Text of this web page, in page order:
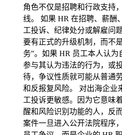
角色不仅是招聘和行政支持
线。 如果 HR 在招聘、薪酬
工投诉、纪律处分或解雇问
要有正式的升级机制，而不
务”。如果 HR 员工本人认
参与其认为违法的行为，或
待，争议性质就可能从普通
和反报复风险。 对出海企业
工投诉更敏感。因为它意味
醒和风险识别功能的人，反
案件一旦进入公开法院程序